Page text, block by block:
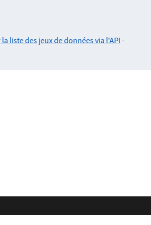
liste des jeux de données via l'API -